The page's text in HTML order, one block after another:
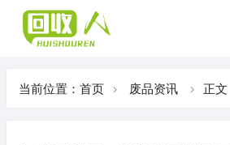
当前位置： 首页 废品资讯 正文